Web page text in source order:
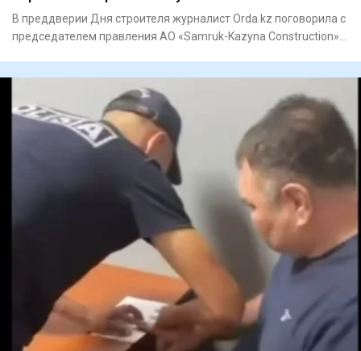
В преддверии Дня строителя журналист Orda.kz поговорила с
председателем правления АО «Samruk-Kazyna Construction»